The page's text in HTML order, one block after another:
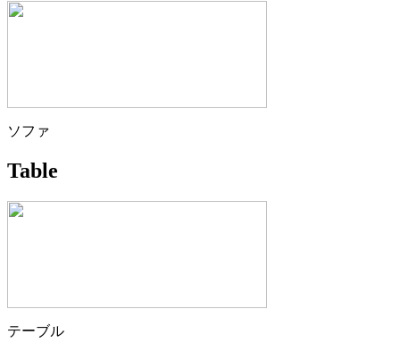
ソファ
Table
テーブル